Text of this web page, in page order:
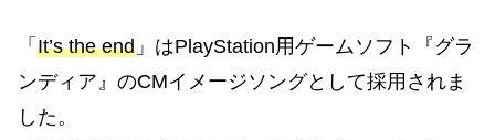
「 It’s the end 」はPlayStation用ゲームソフト『グラ
ンディア』のCMイメージソングとして採用されま
した。